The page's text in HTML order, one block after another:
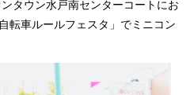
タウン水戸南センターコートにお
転車ルールフェスタ」でミニコン